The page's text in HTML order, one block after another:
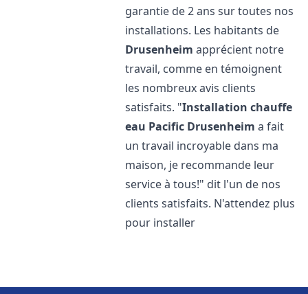
garantie de 2 ans sur toutes nos
installations. Les habitants de
Drusenheim apprécient notre
travail, comme en témoignent
les nombreux avis clients
satisfaits. "Installation chauffe
eau Pacific Drusenheim a fait
un travail incroyable dans ma
maison, je recommande leur
service à tous!" dit l'un de nos
clients satisfaits. N'attendez plus
pour installer